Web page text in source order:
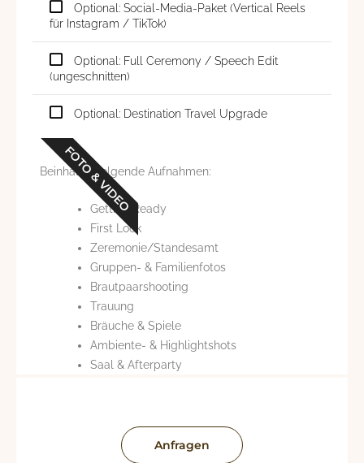
Optional: Social-Media-Paket (Vertical Reels
für Instagram / TikTok)
Optional: Full Ceremony / Speech Edit
(ungeschnitten)
Optional: Destination Travel Upgrade
FOTO & VIDEO
Beinhaltet folgende Aufnahmen:
Getting Ready
First Look
Zeremonie/Standesamt
Gruppen- & Familienfotos
Brautpaarshooting
Trauung
Bräuche & Spiele
Ambiente- & Highlightshots
Saal & Afterparty
Anfragen